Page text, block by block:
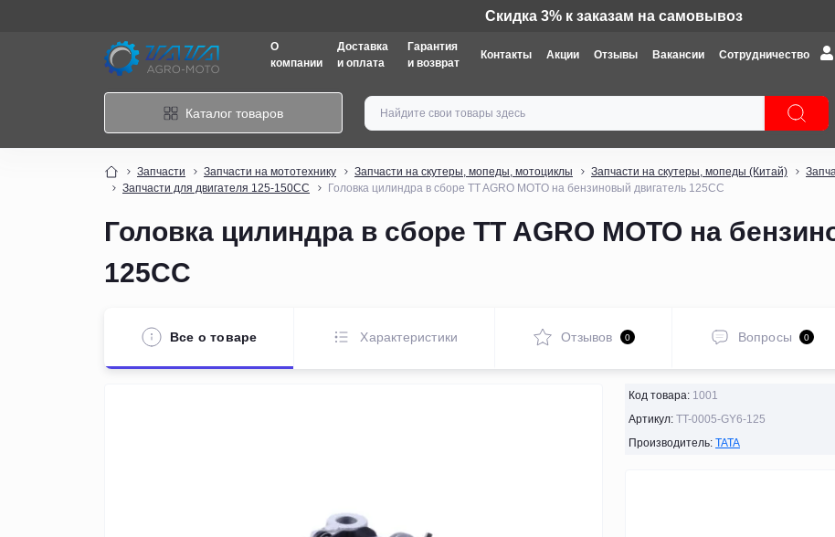
Техника: Бесплатная доставка
О
компании
Доставка
и оплата
Гарантия
и возврат
Контакты Акции Отзывы Вакансии Сотрудничество
Каталог товаров
Запчасти Запчасти на мототехнику Запчасти на скутеры, мопеды, мотоциклы Запчасти на скутеры, мопеды (Китай)
Запчасти для двигателя 125-150CС
Головка цилиндра в сборе TT AGRO MOTO на бензиновый двигатель 125CC
Головка цилиндра в сборе TT AGRO MOTO на
125CC
Все о товаре Характеристики Отзывов 0 Вопросы 0
Код товара: 1001
Артикул: TT-0005-GY6-125
Производитель: TATA